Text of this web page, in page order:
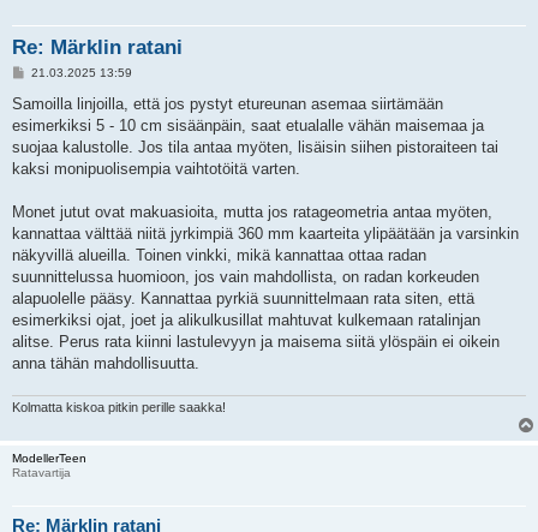
Re: Märklin ratani
V
e
t
i
21.03.2025 13:59
Samoilla linjoilla, että jos pystyt etureunan asemaa siirtämään
esimerkiksi 5 - 10 cm sisäänpäin, saat etualalle vähän maisemaa ja
suojaa kalustolle. Jos tila antaa myöten, lisäisin siihen pistoraiteen tai
kaksi monipuolisempia vaihtotöitä varten.
Monet jutut ovat makuasioita, mutta jos ratageometria antaa myöten,
kannattaa välttää niitä jyrkimpiä 360 mm kaarteita ylipäätään ja varsinkin
näkyvillä alueilla. Toinen vinkki, mikä kannattaa ottaa radan
suunnittelussa huomioon, jos vain mahdollista, on radan korkeuden
alapuolelle pääsy. Kannattaa pyrkiä suunnittelmaan rata siten, että
esimerkiksi ojat, joet ja alikulkusillat mahtuvat kulkemaan ratalinjan
alitse. Perus rata kiinni lastulevyyn ja maisema siitä ylöspäin ei oikein
anna tähän mahdollisuutta.
Kolmatta kiskoa pitkin perille saakka!
ModellerTeen
Ratavartija
Re: Märklin ratani